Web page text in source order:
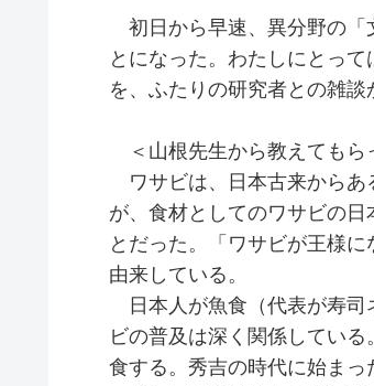
初日から早速、異分野の「
とになった。わたしにとっ
を、ふたりの研究者との雑談
＜山根先生から教えてもら
ワサビは、日本古来からあ
が、食材としてのワサビの
とだった。「ワサビが王様
由来している。
日本人が魚食（代表が寿司
ビの普及は深く関係してい
食する。秀吉の時代に始まっ